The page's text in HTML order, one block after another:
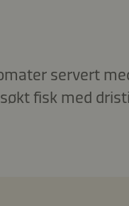
servert
fisk med